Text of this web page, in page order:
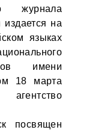
журнала
на
языках
имени
18 марта
посвящен